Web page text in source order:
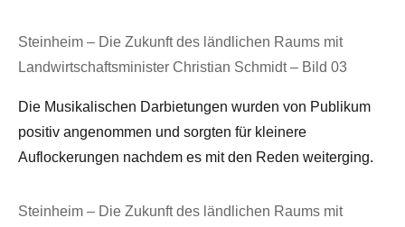
Steinheim – Die Zukunft des ländlichen Raums mit
Landwirtschaftsminister Christian Schmidt – Bild 03
Die Musikalischen Darbietungen wurden von Publikum
positiv angenommen und sorgten für kleinere
Auflockerungen nachdem es mit den Reden weiterging.
Steinheim – Die Zukunft des ländlichen Raums mit